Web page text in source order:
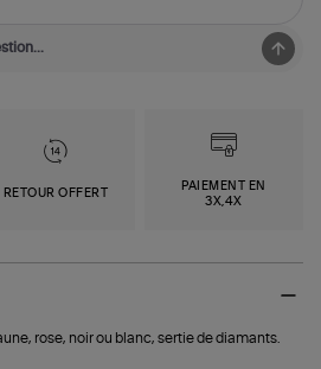
RETOUR OFFERT
PAIEMENT EN
3X,4X
rose, noir ou blanc, sertie de diamants.